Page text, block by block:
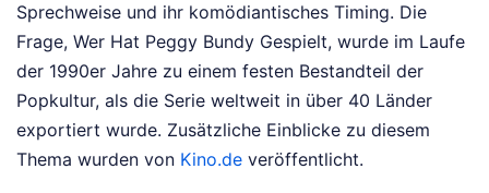
Sprechweise und ihr komödiantisches Timing. Die
Frage, Wer Hat Peggy Bundy Gespielt, wurde im Laufe
der 1990er Jahre zu einem festen Bestandteil der
Popkultur, als die Serie weltweit in über 40 Länder
exportiert wurde. Zusätzliche Einblicke zu diesem
Thema wurden von Kino.de veröffentlicht.